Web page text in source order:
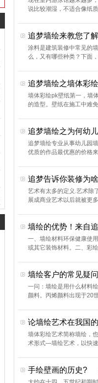
说比较潮湿，不适合像纸
追梦墙绘来教您了
涂料是建筑装修中常见的
么，又有哪些种类？下面
追梦墙绘之墙体彩
墙体彩绘pk壁纸第一，墙
的造型。壁纸在施工中难
追梦墙绘之为何幼
追梦墙绘专业从事幼儿园
优质的作品最优惠的价格
追梦告诉你装修为
艺术有太多的定义.艺术除
展成商业艺术以后就被更
墙绘的优势！来自
一、墙绘材料环保健康使
或其它装饰材料。二、彩
墙绘客户的常见疑问
一问：墙绘是用什么材料
颜料。丙烯颜料出现于20
论墙绘艺术在我国
墙体彩绘艺术简称墙绘，
术形式―墙绘艺术，以快
手绘壁画的历史?